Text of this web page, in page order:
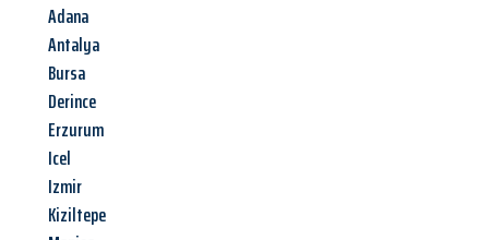
Adana
Antalya
Bursa
Derince
Erzurum
Icel
Izmir
Kiziltepe